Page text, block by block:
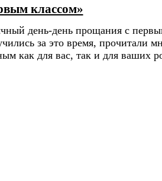
классом»
день-день прощания с
за это время, прочитали
как для вас, так и для ваших